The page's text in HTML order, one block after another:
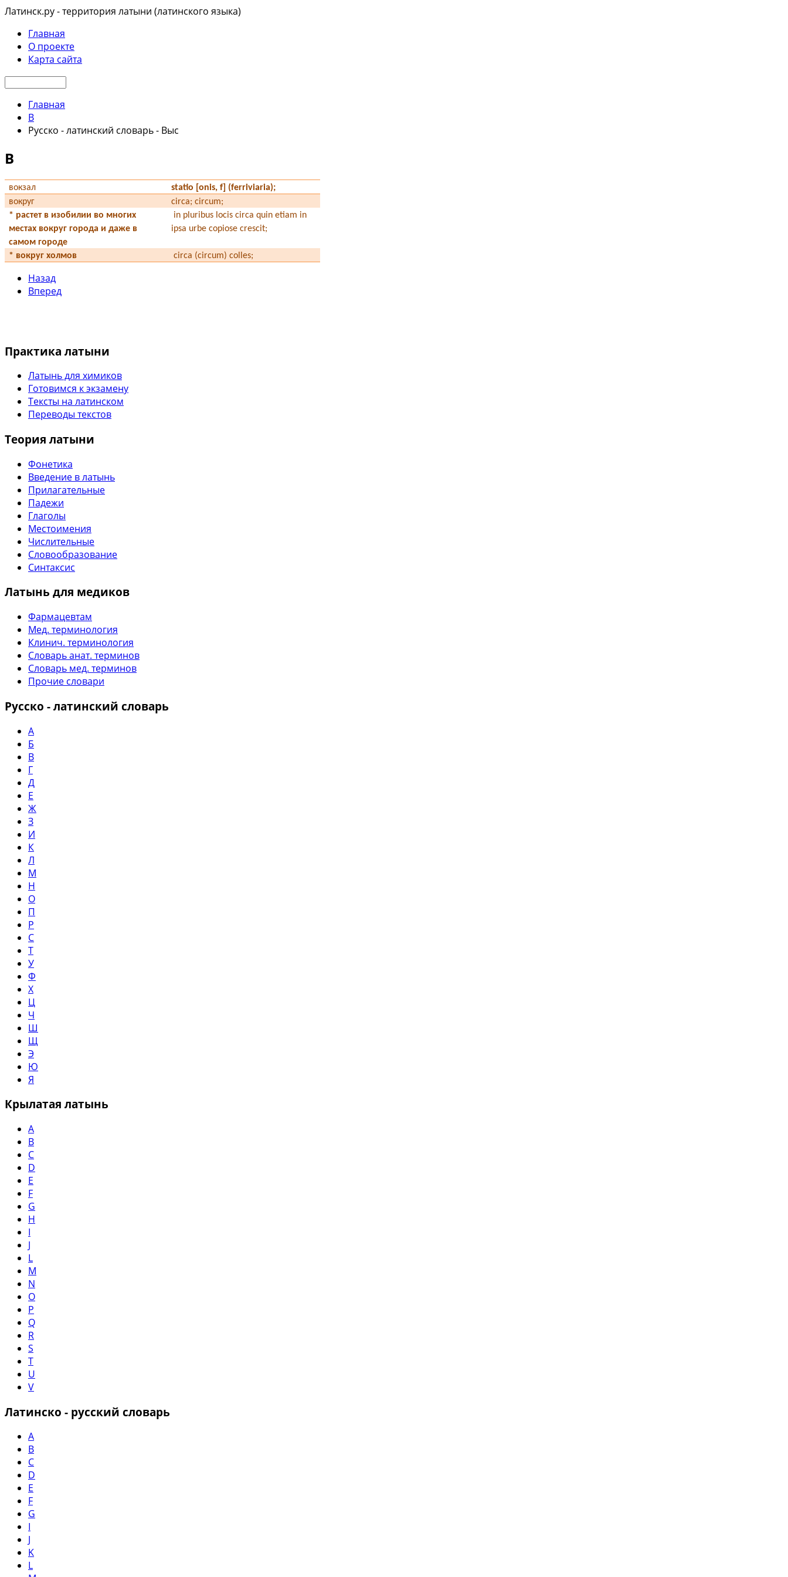
Латинск.ру - территория латыни (латинского языка)
Главная
О проекте
Карта сайта
Главная
В
Русско - латинский словарь - Выс
В
вокзал
statio [onis, f] (ferriviaria);
вокруг
circa; circum;
* растет в изобилии во многих
местах вокруг города и даже в
самом городе
in pluribus locis circa quin etiam in
ipsa urbe copiose crescit;
* вокруг холмов circa (circum) colles;
Назад
Вперед
Практика латыни
Латынь для химиков
Готовимся к экзамену
Тексты на латинском
Переводы текстов
Теория латыни
Фонетика
Введение в латынь
Прилагательные
Падежи
Глаголы
Местоимения
Числительные
Словообразование
Синтаксис
Латынь для медиков
Фармацевтам
Мед. терминология
Клинич. терминология
Словарь анат. терминов
Словарь мед. терминов
Прочие словари
Русско - латинский словарь
А
Б
В
Г
Д
Е
Ж
З
И
К
Л
М
Н
О
П
Р
С
Т
У
Ф
Х
Ц
Ч
Ш
Щ
Э
Ю
Я
Крылатая латынь
A
B
C
D
E
F
G
H
I
J
L
M
N
O
P
Q
R
S
T
U
V
Латинско - русский словарь
A
B
C
D
E
F
G
I
J
K
L